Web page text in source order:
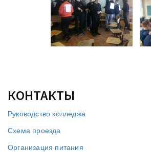
КОНТАКТЫ
Руководство колледжа
Схема проезда
Организация питания